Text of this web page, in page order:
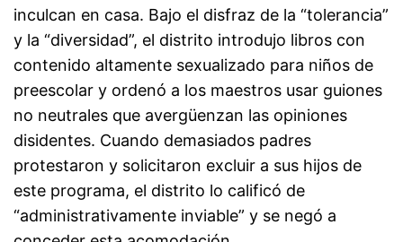
inculcan en casa. Bajo el disfraz de la “tolerancia”
y la “diversidad”, el distrito introdujo libros con
contenido altamente sexualizado para niños de
preescolar y ordenó a los maestros usar guiones
no neutrales que avergüenzan las opiniones
disidentes. Cuando demasiados padres
protestaron y solicitaron excluir a sus hijos de
este programa, el distrito lo calificó de
“administrativamente inviable” y se negó a